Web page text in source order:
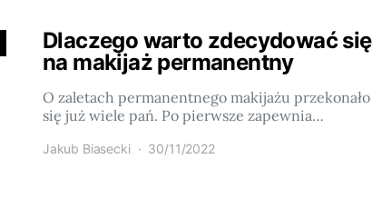
Dlaczego warto zdecydować się
na makijaż permanentny
O zaletach permanentnego makijażu przekonało
się już wiele pań. Po pierwsze zapewnia…
Jakub Biasecki 30/11/2022